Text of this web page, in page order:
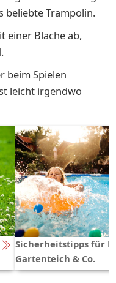
beliebte Trampolin.
einer Blache ab,
beim Spielen
leicht irgendwo
Sicherheitstipps für
Gartenteich & Co.